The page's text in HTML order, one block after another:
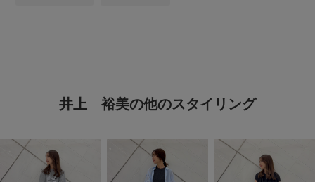
井上 裕美の他のスタイリング